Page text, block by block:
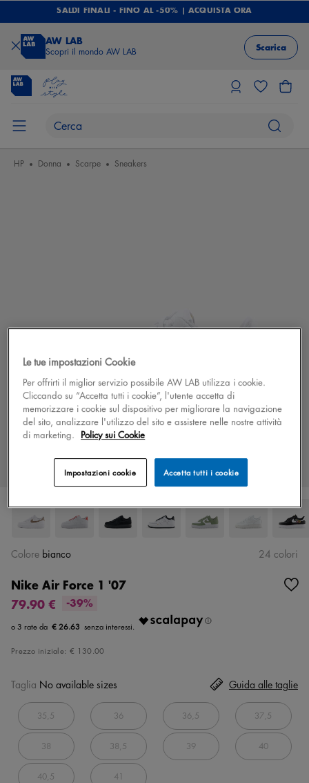
SALDI FINALI - FINO AL -50% | ACQUISTA ORA
AW LAB
Scopri il mondo AW LAB Scarica
HP Donna Scarpe Sneakers
Nike Air Force 1 '07
79.90 €
-39%
€ 26.63
Prezzo iniziale: € 130.00
Colore bianco 24 colori
Taglia No available sizes
35,5 36 36,5 37,5
38 38,5 39 40
40,5 41
Guida alle taglie
Le tue impostazioni Cookie
Per offrirti il miglior servizio possibile AW LAB utilizza i cookie.
Cliccando su “Accetta tutti i cookie”, l'utente accetta di
memorizzare i cookie sul dispositivo per migliorare la navigazione
del sito, analizzare l'utilizzo del sito e assistere nelle nostre attività
di marketing. Policy sui Cookie
Accetta tutti i cookie
Impostazioni cookie